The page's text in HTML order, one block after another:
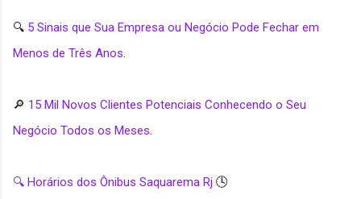
🔍 5 Sinais que Sua Empresa ou Negócio Pode Fechar em
Menos de Três Anos.
🔎 15 Mil Novos Clientes Potenciais Conhecendo o Seu
Negócio Todos os Meses.
🔍 Horários dos Ônibus Saquarema Rj 🕓